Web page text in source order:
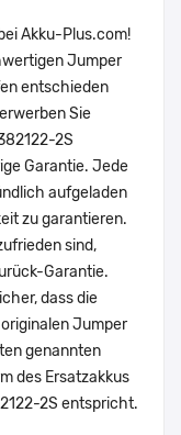
Akku-Plus.com!
Jumper
entschieden
Sie
2S
Garantie. Jede
aufgeladen
zu garantieren.
sind,
Garantie.
dass die
Jumper
genannten
des Ersatzakkus
2S entspricht.